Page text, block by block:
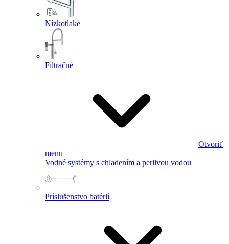
Nízkotlaké
Filtračné
Otvoriť
menu
Vodné systémy s chladením a perlivou vodou
Príslušenstvo batérií